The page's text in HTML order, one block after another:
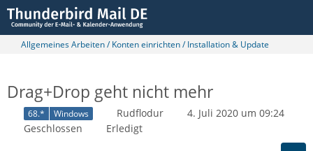
Allgemeines Arbeiten / Konten einrichten / Installation & Update
Drag+Drop geht nicht mehr
68.* Windows Rudflodur
4. Juli 2020 um 09:24
Geschlossen
Erledigt